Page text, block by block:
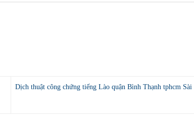
Dịch thuật công chứng tiếng Lào quận Bình Thạnh tphcm Sài